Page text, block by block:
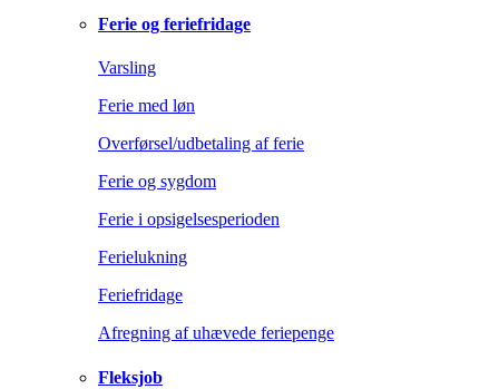
Ferie og feriefridage
Varsling
Ferie med løn
Overførsel/udbetaling af ferie
Ferie og sygdom
Ferie i opsigelsesperioden
Ferielukning
Feriefridage
Afregning af uhævede feriepenge
Fleksjob